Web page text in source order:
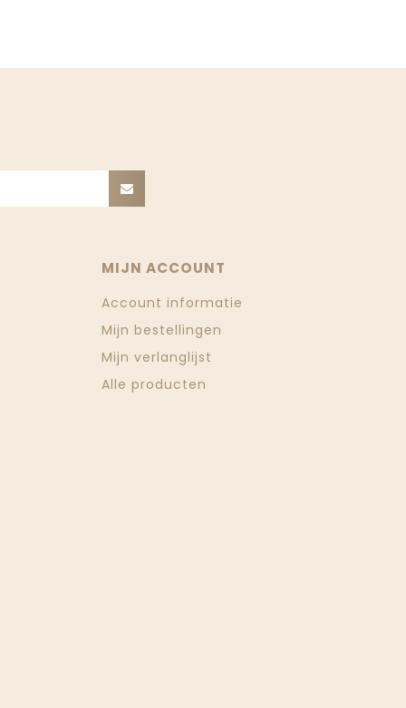
MIJN ACCOUNT
Account informatie
Mijn bestellingen
Mijn verlanglijst
Alle producten